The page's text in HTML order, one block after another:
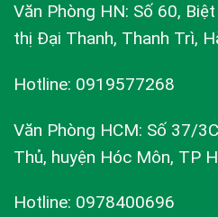
Văn Phòng HN: Số 60,
thị Đại Thanh, Thanh Trì,
Hotline: 0919577268
Văn Phòng HCM: Số 37/
Thủ, huyện Hóc Môn, TP
Hotline: 0978400696